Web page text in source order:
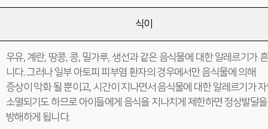
식이
우유, 계란, 땅콩, 콩, 밀가루, 생선과 같은 음식물에 대한 알레르기가
니다. 그러나 일부 아토피 피부염 환자의 경우에서만 음식물에 의해
증상이 악화 될 뿐이고, 시간이 지나면서 음식물에 대한 알레르기가
소멸되기도 하므로 아이들에게 음식을 지나치게 제한하면 정상발달을
방해하게 됩니다.